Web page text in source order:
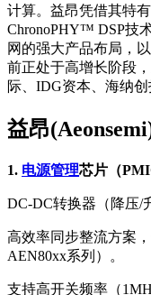
计算。益昂凭借其特
ChronoPHY™ DSP技
网的强大产品布局，
前正处于高增长阶段
际、IDG资本、海纳创
益昂
1. 电源管理芯片（
DC-DC转换器（降压/
高效率同步整流方案
AEN80xx系列）。
支持高开关频率（